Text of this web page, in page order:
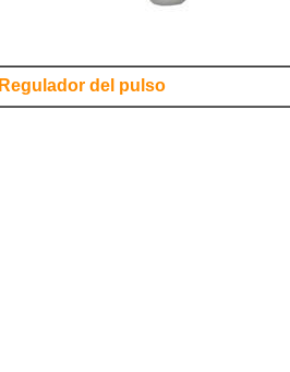
Regulador del pulso